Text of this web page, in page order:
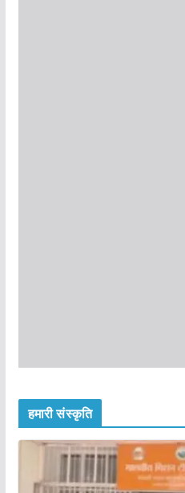
हमारी संस्कृति